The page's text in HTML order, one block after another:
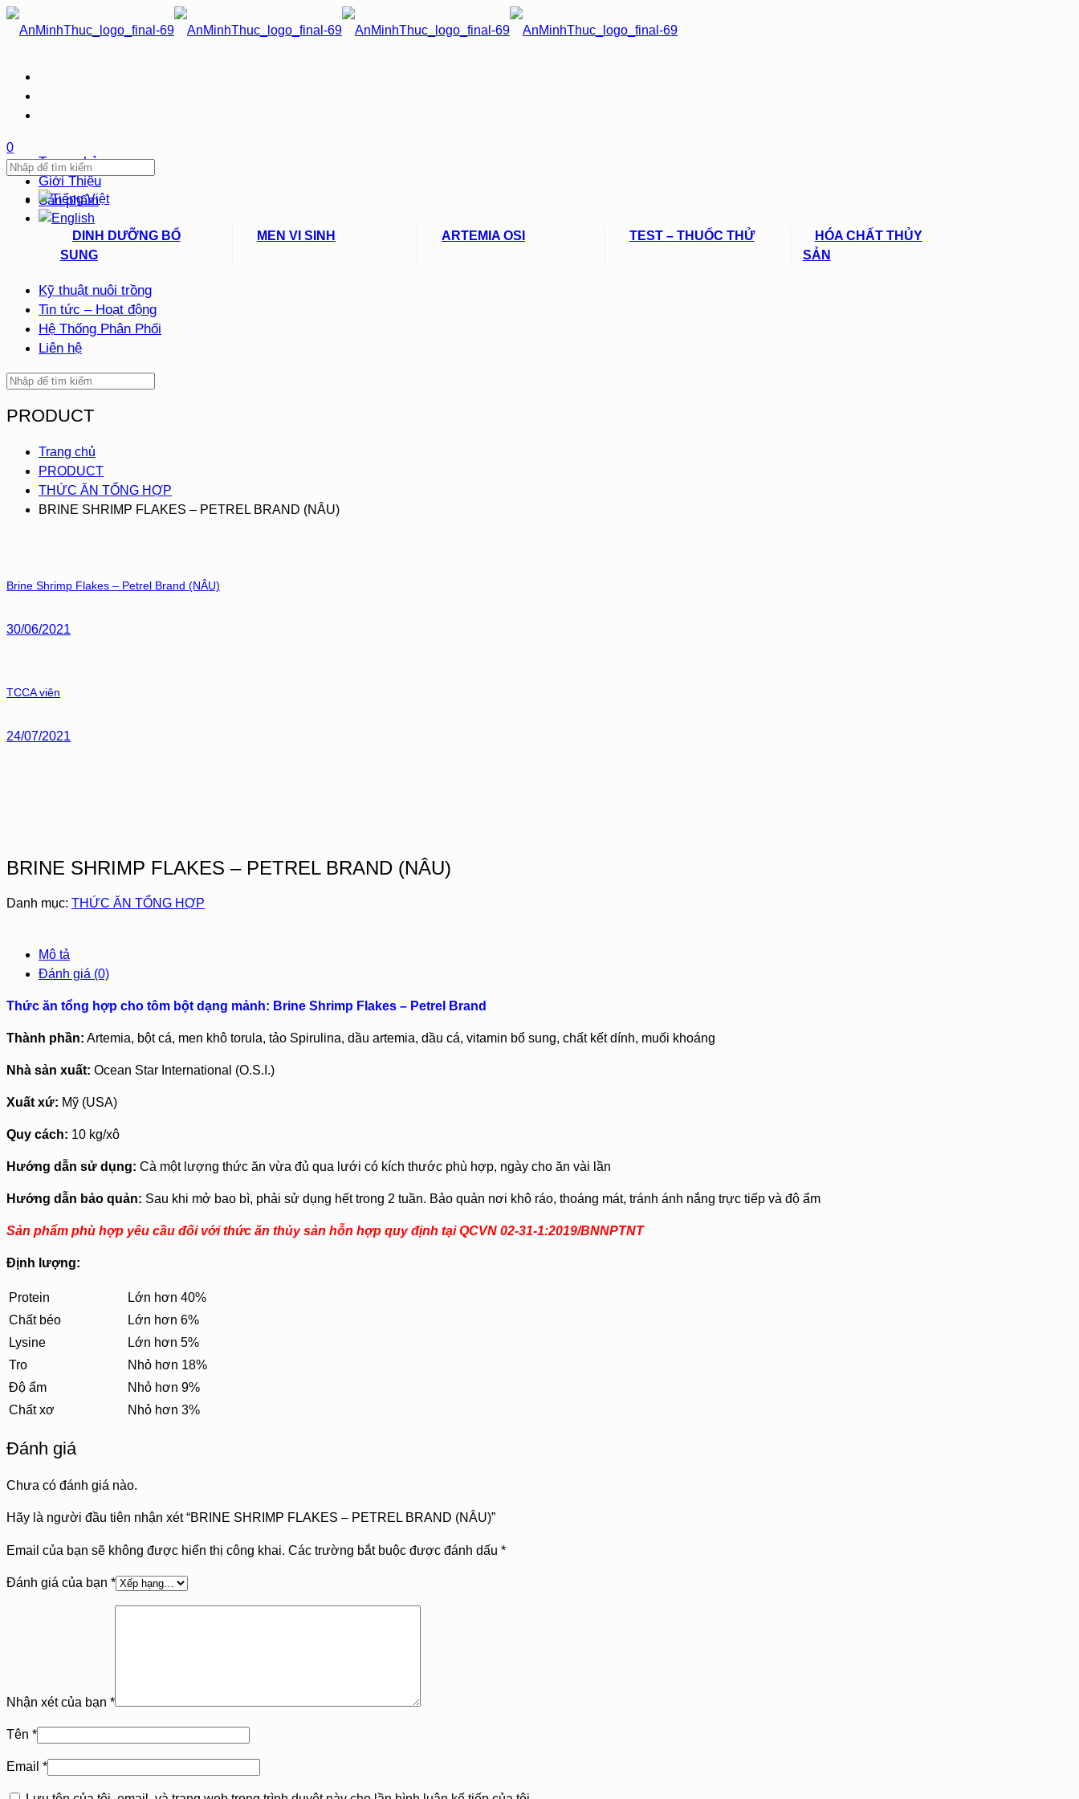
0
Trang chủ
Giới Thiệu
Sản phẩm
DINH DƯỠNG BỔ
SUNG
MEN VI SINH ARTEMIA OSI TEST – THUỐC THỬ
HÓA CHẤT THỦY
SẢN
Kỹ thuật nuôi trồng
Tin tức – Hoạt động
Hệ Thống Phân Phối
Liên hệ
PRODUCT
Trang chủ
PRODUCT
THỨC ĂN TỔNG HỢP
BRINE SHRIMP FLAKES – PETREL BRAND (NÂU)
Brine Shrimp Flakes – Petrel Brand (NÂU)
30/06/2021
TCCA viên
24/07/2021
BRINE SHRIMP FLAKES – PETREL BRAND (NÂU)
Danh mục: THỨC ĂN TỔNG HỢP
Mô tả
Đánh giá (0)
Thức ăn tổng hợp cho tôm bột dạng mảnh: Brine Shrimp Flakes – Petrel Brand
Thành phần: Artemia, bột cá, men khô torula, tảo Spirulina, dầu artemia, dầu cá, vitamin bổ sung, chất kết dính, muối khoáng
Nhà sản xuất: Ocean Star International (O.S.I.)
Xuất xứ: Mỹ (USA)
Quy cách: 10 kg/xô
Hướng dẫn sử dụng: Cà một lượng thức ăn vừa đủ qua lưới có kích thước phù hợp, ngày cho ăn vài lần
Hướng dẫn bảo quản: Sau khi mở bao bì, phải sử dụng hết trong 2 tuần. Bảo quản nơi khô ráo, thoáng mát, tránh ánh nắng trực tiếp và độ ẩm
Sản phẩm phù hợp yêu cầu đối với thức ăn thủy sản hỗn hợp quy định tại QCVN 02-31-1:2019/BNNPTNT
Định lượng:
Protein
Lớn hơn 40%
Chất béo
Lớn hơn 6%
Lysine
Lớn hơn 5%
Tro
Nhỏ hơn 18%
Độ ẩm
Nhỏ hơn 9%
Chất xơ
Nhỏ hơn 3%
Đánh giá
Chưa có đánh giá nào.
Hãy là người đầu tiên nhận xét “BRINE SHRIMP FLAKES – PETREL BRAND (NÂU)”
Email của bạn sẽ không được hiển thị công khai. Các trường bắt buộc được đánh dấu *
Đánh giá của bạn *
Nhận xét của bạn *
Tên *
Email *